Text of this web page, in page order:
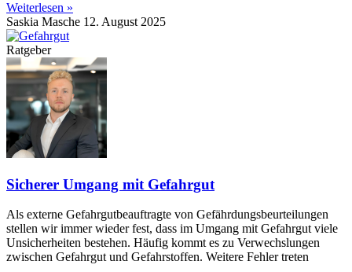
Weiterlesen »
Saskia Masche 12. August 2025
Ratgeber
Sicherer Umgang mit Gefahrgut
Als externe Gefahrgutbeauftragte von Gefährdungsbeurteilungen
stellen wir immer wieder fest, dass im Umgang mit Gefahrgut viele
Unsicherheiten bestehen. Häufig kommt es zu Verwechslungen
zwischen Gefahrgut und Gefahrstoffen. Weitere Fehler treten